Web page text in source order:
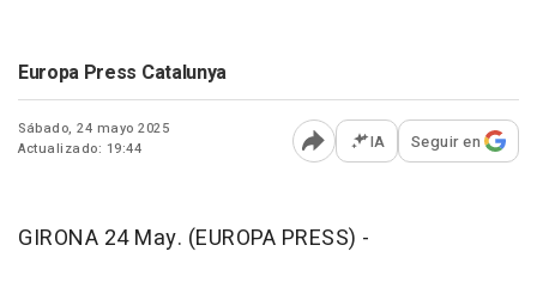
Europa Press Catalunya
Sábado, 24 mayo 2025
Actualizado: 19:44
Abrir opciones para
IA Seguir en
GIRONA 24 May. (EUROPA PRESS) -